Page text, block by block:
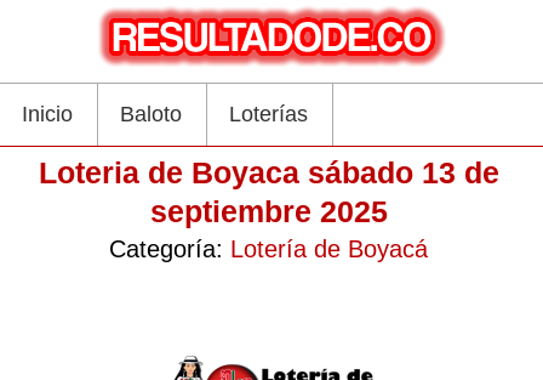
Inicio Baloto Loterías
Loteria de Boyaca sábado 13 de
septiembre 2025
Categoría: Lotería de Boyacá